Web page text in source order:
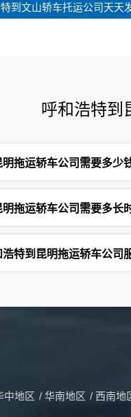
到文山轿车托运公司天天
呼和浩特到
拖运轿车公司需要多少
拖运轿车公司需要多长
特到昆明拖运轿车公司
中地区 / 华南地区 / 西南地